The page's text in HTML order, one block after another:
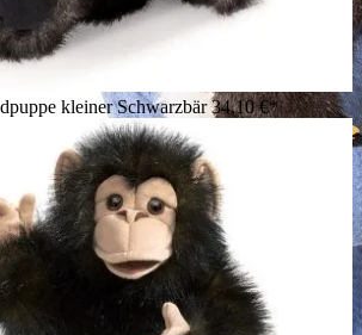
kleiner Schwarzbär34,10 €*